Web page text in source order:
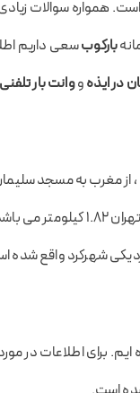
همواره سوالات
بارکوبسعی داریم
در ایذهووانت بار
از مغرب به مسجد
رامهرمز همجوار می باشد. فاصله ایذه
شهرکرد واقع شده
برای اطلاعات در